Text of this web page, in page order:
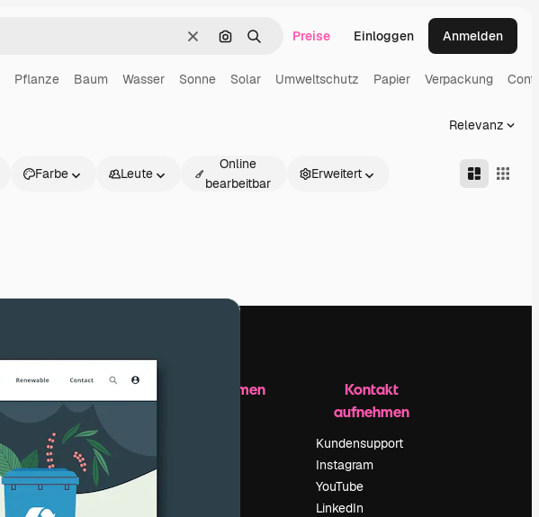
LöschenNach Bild suchen
SuchenPreise Einloggen Anmelden
Pflanze Baum Wasser Sonne Solar Umweltschutz Papier Verpackung
Relevanz
Farbe Leute
Online
bearbeitbar
Erweitert
Loslegen
Academy
Dokumentation
Support
AGB
Datenschutzerklärung
Unternehmen
Kontakt
aufnehmen
Kundensupport
Instagram
YouTube
LinkedIn